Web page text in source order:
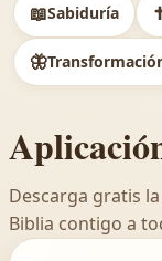
📖Sabiduría
🦋
Descarga gratis
Biblia contigo a